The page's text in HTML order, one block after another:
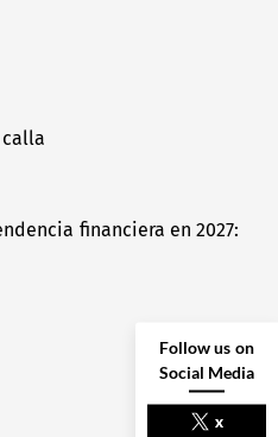
financiera en 2027:
Follow us on
Social Media
x